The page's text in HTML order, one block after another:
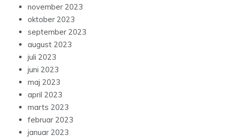
november 2023
oktober 2023
september 2023
august 2023
juli 2023
juni 2023
maj 2023
april 2023
marts 2023
februar 2023
januar 2023